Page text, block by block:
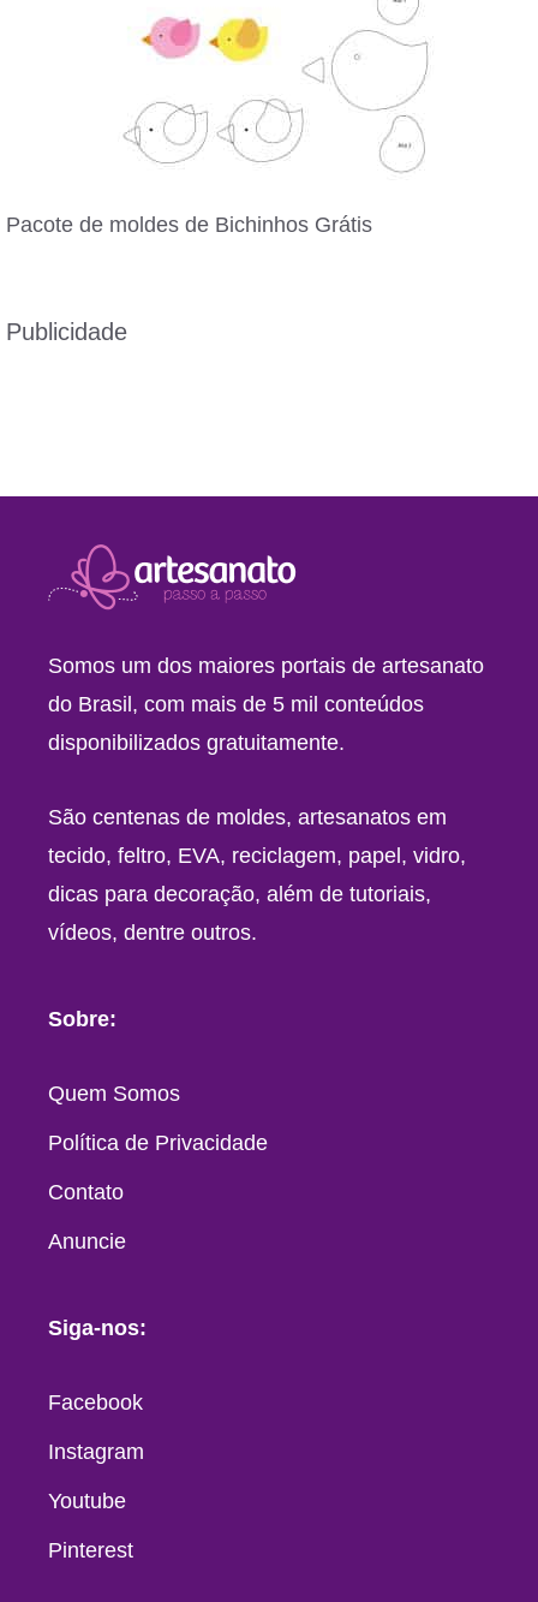
Pacote de moldes de Bichinhos Grátis
Publicidade
Somos um dos maiores portais de artesanato
do Brasil, com mais de 5 mil conteúdos
disponibilizados gratuitamente.
São centenas de moldes, artesanatos em
tecido, feltro, EVA, reciclagem, papel, vidro,
dicas para decoração, além de tutoriais,
vídeos, dentre outros.
Sobre:
Quem Somos
Política de Privacidade
Contato
Anuncie
Siga-nos:
Facebook
Instagram
Youtube
Pinterest